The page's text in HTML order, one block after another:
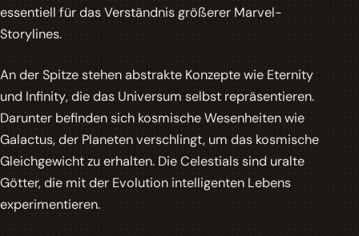
essentiell für das Verständnis größerer Marvel-
Storylines.
An der Spitze stehen abstrakte Konzepte wieEternity
undInfinity, die das Universum selbst repräsentieren.
Darunter befinden sich kosmische Wesenheiten wie
Galactus, der Planeten verschlingt, um das kosmische
Gleichgewicht zu erhalten. Die Celestials sind uralte
Götter, die mit der Evolution intelligenten Lebens
experimentieren.